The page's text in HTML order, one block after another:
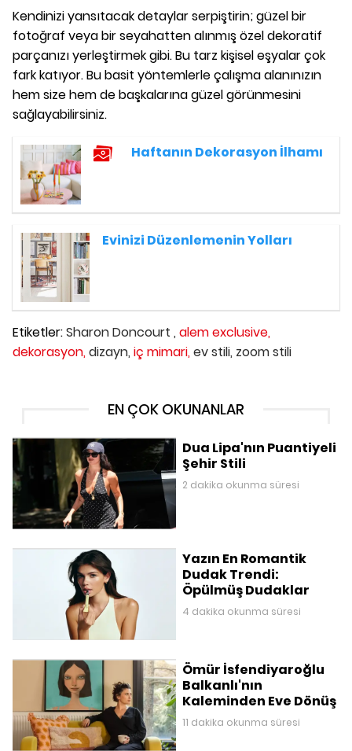
Kendinizi yansıtacak detaylar serpiştirin; güzel bir
fotoğraf veya bir seyahatten alınmış özel dekoratif
parçanızı yerleştirmek gibi. Bu tarz kişisel eşyalar çok
fark katıyor.Bu basit yöntemlerle çalışma alanınızın
hem size hem de başkalarına güzel görünmesini
sağlayabilirsiniz.
Haftanın Dekorasyon İlhamı
Evinizi Düzenlemenin Yolları
Etiketler:Sharon Doncourt , alem exclusive,
dekorasyon,dizayn, iç mimari,ev stili, zoom stili
EN ÇOK OKUNANLAR
Dua Lipa'nın Puantiyeli
Şehir Stili
2 dakika okunma süresi
Yazın En Romantik
Dudak Trendi:
Öpülmüş Dudaklar
4 dakika okunma süresi
Ömür İsfendiyaroğlu
Balkanlı'nın
Kaleminden Eve Dönüş
11 dakika okunma süresi